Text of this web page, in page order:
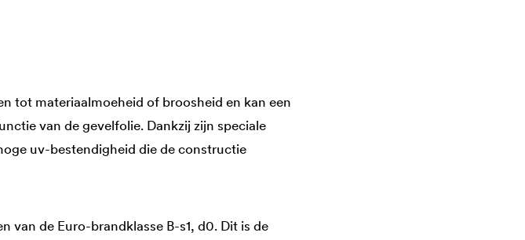
tot materiaalmoeheid of broosheid en kan een
van de gevelfolie. Dankzij zijn speciale
uv-bestendigheid die de constructie
van de Euro-brandklasse B-s1, d0. Dit is de